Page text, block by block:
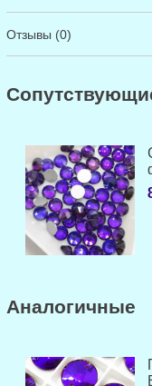
Отзывы (0)
Аналогичные